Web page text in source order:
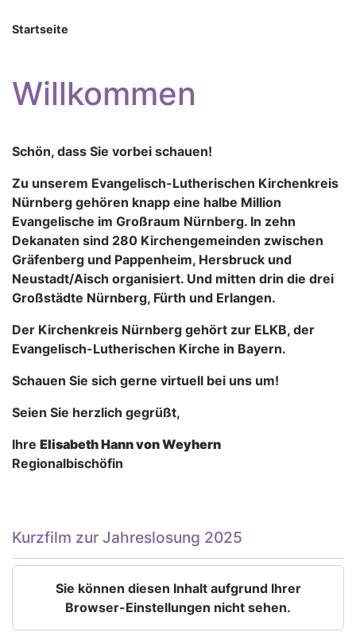
Startseite
Willkommen
Schön, dass Sie vorbei schauen!
Zu unserem Evangelisch-Lutherischen Kirchenkreis
Nürnberg gehören knapp eine halbe Million
Evangelische im Großraum Nürnberg. In zehn
Dekanaten sind 280 Kirchengemeinden zwischen
Gräfenberg und Pappenheim, Hersbruck und
Neustadt/Aisch organisiert. Und mitten drin die drei
Großstädte Nürnberg, Fürth und Erlangen.
Der Kirchenkreis Nürnberg gehört zur ELKB, der
Evangelisch-Lutherischen Kirche in Bayern.
Schauen Sie sich gerne virtuell bei uns um!
Seien Sie herzlich gegrüßt,
Ihre Elisabeth Hann von Weyhern
Regionalbischöfin
Kurzfilm zur Jahreslosung 2025
Sie können diesen Inhalt aufgrund Ihrer
Browser-Einstellungen nicht sehen.